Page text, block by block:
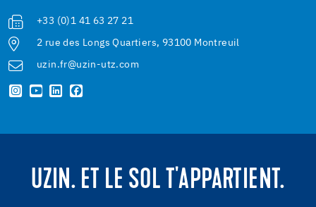
+33 (0)1 41 63 27 21
2 rue des Longs Quartiers, 93100 Montreuil
uzin.fr@uzin-utz.com
UZIN. ET LE SOL T'APPARTIENT.